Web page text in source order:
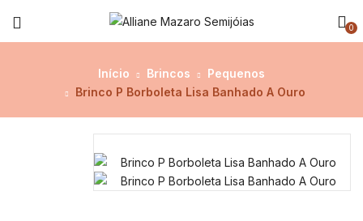
0
Início Brincos
Pequenos
Brinco P Borboleta Lisa Banhado A Ouro